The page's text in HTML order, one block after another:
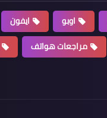
اوبو ايفون
مراجعات هواتف